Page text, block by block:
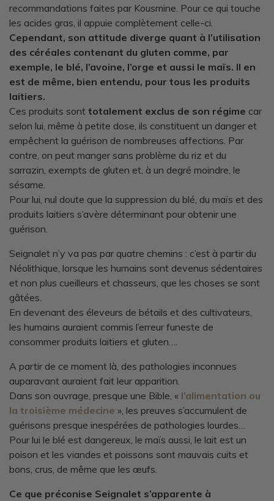
recommandations faites par Kousmine. Pour ce qui touche
les acides gras, il appuie complètement celle-ci.
Cependant, son attitude diverge quant à l’utilisation
des céréales contenant du gluten comme, par
exemple, le blé, l’avoine, l’orge et aussi le maïs. Il en
est de même, bien entendu, pour tous les produits
laitiers.
Ces produits sont totalement exclus de son régime car
selon lui, même à petite dose, ils constituent un danger et
empêchent la guérison de nombreuses affections. Par
contre, on peut manger sans problème du riz et du
sarrazin, exempts de gluten et, à un degré moindre, le
sésame.
Pour lui, nul doute que la suppression du blé, du maïs et des
produits laitiers s’avère déterminant pour obtenir une
guérison.
Seignalet n’y va pas par quatre chemins : c’est à partir du
Néolithique, lorsque les humains sont devenus sédentaires
et non plus cueilleurs et chasseurs, que les choses se sont
gâtées.
En devenant des éleveurs de bétails et des cultivateurs,
les humains auraient commis l’erreur funeste de
consommer produits laitiers et gluten….
A partir de ce moment là, des pathologies inconnues
auparavant auraient fait leur apparition.
Dans son ouvrage, presque une Bible, « l’alimentation ou
la troisième médecine », les preuves s’accumulent de
guérisons presque inespérées de pathologies lourdes…
Pour lui le blé est dangereux, le maïs aussi, le lait est un
poison et les viandes et poissons sont mauvais cuits et
bons, crus, de même que les œufs.
Ce que préconise Seignalet s’apparente à